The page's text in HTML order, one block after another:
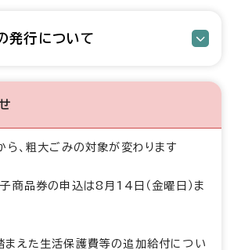
発行について
、粗大ごみの対象が変わります
商品券の申込は8月14日（金曜日）ま
まえた生活保護費等の追加給付につい